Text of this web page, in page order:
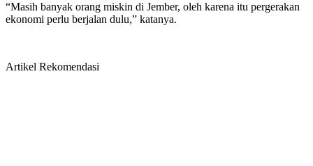
“Masih banyak orang miskin di Jember, oleh karena itu pergerakan
ekonomi perlu berjalan dulu,” katanya.
Artikel Rekomendasi